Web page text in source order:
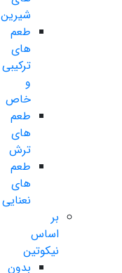
شیرین
طعم
های
ترکیبی
و
خاص
طعم
های
ترش
طعم
های
نعنایی
بر
اساس
نیکوتین
بدون